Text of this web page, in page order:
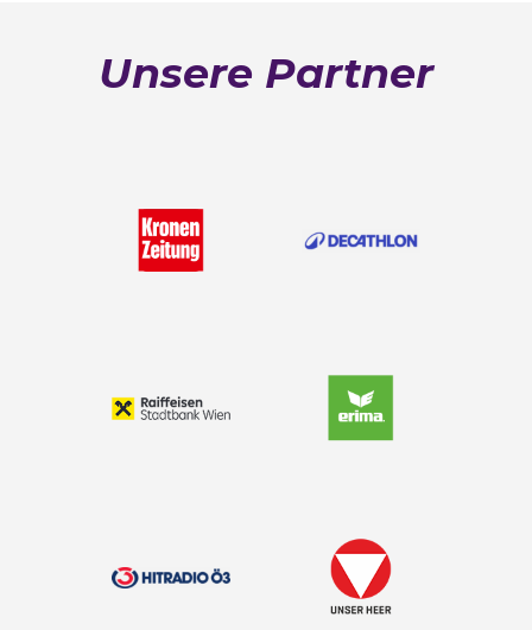
Unsere Partner